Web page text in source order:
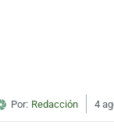
Por: Redacción 4